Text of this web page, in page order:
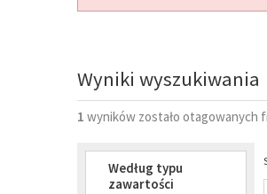
Wyniki wyszukiwania
1 wyników zostało otagowanych
Według typu
zawartości